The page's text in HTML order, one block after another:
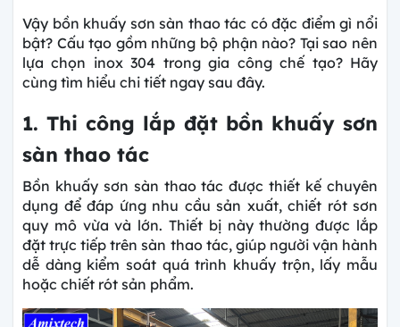
Vậy bồn khuấy sơn sàn thao tác có đặc điểm gì nổi
bật? Cấu tạo gồm những bộ phận nào? Tại sao nên
lựa chọn inox 304 trong gia công chế tạo? Hãy
cùng tìm hiểu chi tiết ngay sau đây.
1. Thi công lắp đặt bồn khuấy sơn
sàn thao tác
Bồn khuấy sơn sàn thao tác được thiết kế chuyên
dụng để đáp ứng nhu cầu sản xuất, chiết rót sơn
quy mô vừa và lớn. Thiết bị này thường được lắp
đặt trực tiếp trên sàn thao tác, giúp người vận hành
dễ dàng kiểm soát quá trình khuấy trộn, lấy mẫu
hoặc chiết rót sản phẩm.